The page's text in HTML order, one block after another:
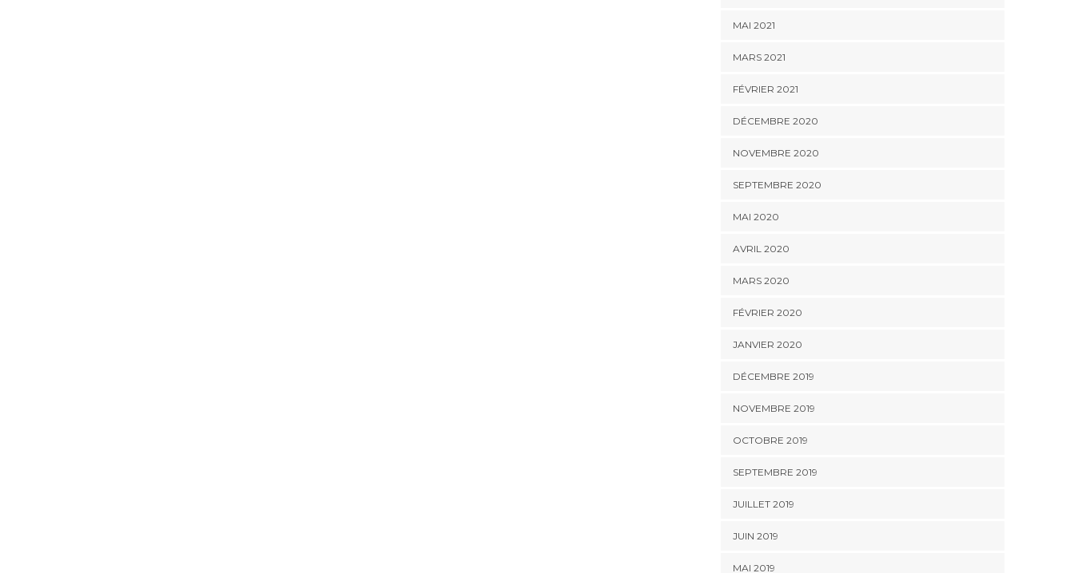
MAI 2021
MARS 2021
FÉVRIER 2021
DÉCEMBRE 2020
NOVEMBRE 2020
SEPTEMBRE 2020
MAI 2020
AVRIL 2020
MARS 2020
FÉVRIER 2020
JANVIER 2020
DÉCEMBRE 2019
NOVEMBRE 2019
OCTOBRE 2019
SEPTEMBRE 2019
JUILLET 2019
JUIN 2019
MAI 2019